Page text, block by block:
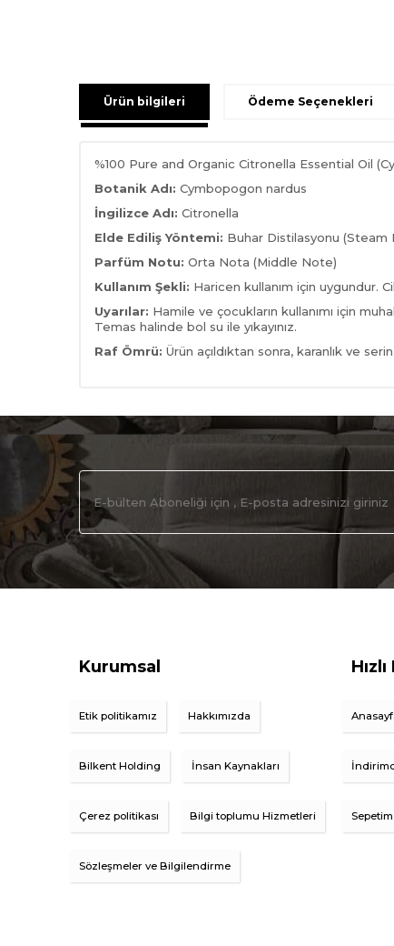
Ürün bilgileri Ödeme Seçenekleri
%100 Pure and Organic Citronella Essential Oil
Botanik Adı: Cymbopogon nardus
İngilizce Adı: Citronella
Elde Ediliş Yöntemi: Buhar Distilasyonu (Steam
Parfüm Notu: Orta Nota (Middle Note)
Kullanım Şekli: Haricen kullanım için uygundur.
Uyarılar: Hamile ve çocukların kullanımı için
Temas halinde bol su ile yıkayınız.
Raf Ömrü: Ürün açıldıktan sonra, karanlık ve
Kurumsal
Etik politikamız Hakkımızda
Bilkent Holding İnsan Kaynakları
Çerez politikası Bilgi toplumu Hizmetleri
Sözleşmeler ve Bilgilendirme
Sepetim